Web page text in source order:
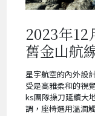
2023年12
舊金山航
星宇航空的內外設
受是高雅柔和的視
ks團隊操刀延續大
調，座椅選用溫潤